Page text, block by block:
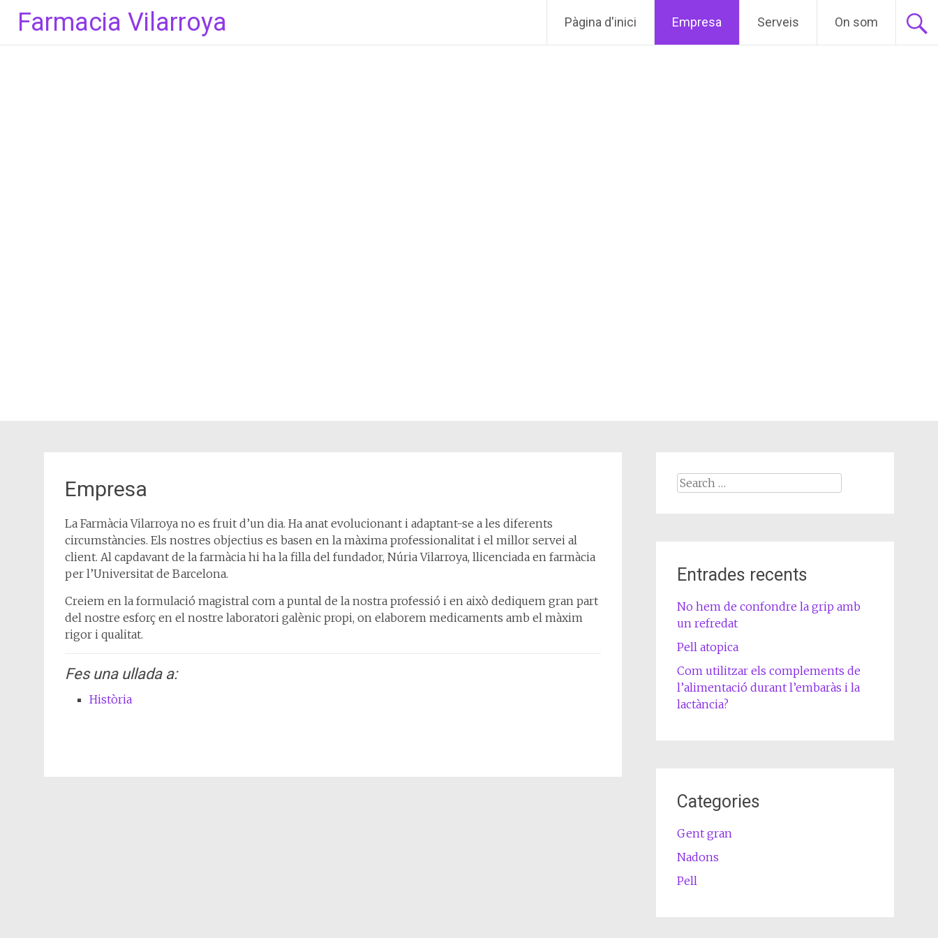
content
Farmacia Vilarroya Pàgina d'inici Empresa Serveis On som
Empresa
La Farmàcia Vilarroya no es fruit d’un dia. Ha anat evolucionant i adaptant-se a les diferents
circumstàncies. Els nostres objectius es basen en la màxima professionalitat i el millor servei al
client. Al capdavant de la farmàcia hi ha la filla del fundador, Núria Vilarroya, llicenciada en farmàcia
per l’Universitat de Barcelona.
Creiem en la formulació magistral com a puntal de la nostra professió i en això dediquem gran part
del nostre esforç en el nostre laboratori galènic propi, on elaborem medicaments amb el màxim
rigor i qualitat.
Fes una ullada a:
Història
Search
Entrades recents
No hem de confondre la grip amb
un refredat
Pell atopica
Com utilitzar els complements de
l’alimentació durant l’embaràs i la
lactància?
Categories
Gent gran
Nadons
Pell